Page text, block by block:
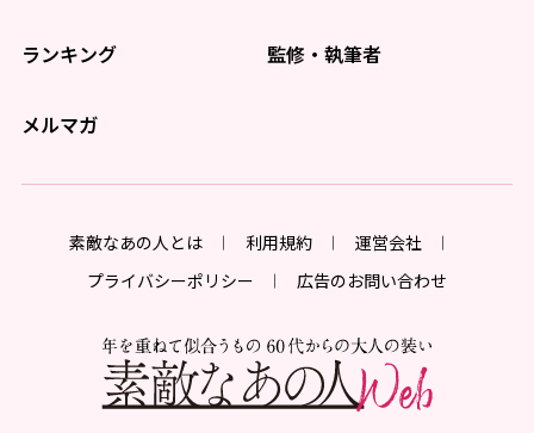
ランキング 監修・執筆者
メルマガ
素敵なあの人とは 利用規約
運営会社
プライバシーポリシー
広告のお問い合わせ